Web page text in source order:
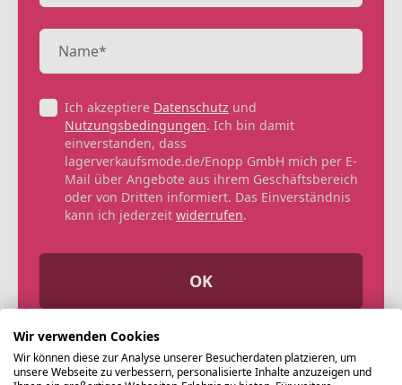
Ich akzeptiere Datenschutz und
Nutzungsbedingungen. Ich bin damit
einverstanden, dass
lagerverkaufsmode.de/Enopp GmbH mich per E-
Mail über Angebote aus ihrem Geschäftsbereich
oder von Dritten informiert. Das Einverständnis
kann ich jederzeit widerrufen.
OK
Wir verwenden Cookies
Wir können diese zur Analyse unserer Besucherdaten platzieren, um
unsere Webseite zu verbessern, personalisierte Inhalte anzuzeigen und